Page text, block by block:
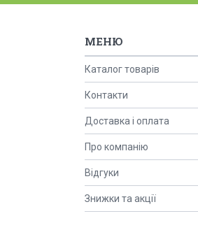
Каталог товарів
Контакти
Доставка і оплата
Про компанію
Відгуки
Знижки та акції